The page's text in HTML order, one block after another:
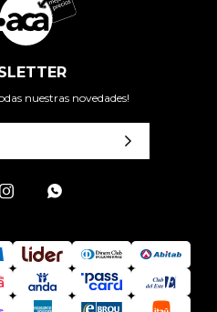
nuestras novedades!
 